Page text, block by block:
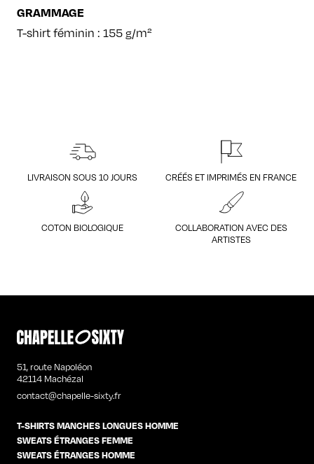
GRAMMAGE
T-shirt féminin : 155 g/m²
LIVRAISON SOUS 10 JOURS CRÉÉS ET IMPRIMÉS EN FRANCE
COTON BIOLOGIQUE
COLLABORATION AVEC DES
ARTISTES
51, route Napoléon
42114 Machézal
contact@chapelle-sixty.fr
T-SHIRTS MANCHES LONGUES HOMME
SWEATS ÉTRANGES FEMME
SWEATS ÉTRANGES HOMME